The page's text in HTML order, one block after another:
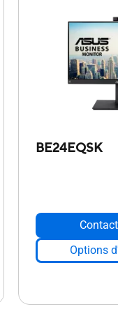
BE24EQSK
Options